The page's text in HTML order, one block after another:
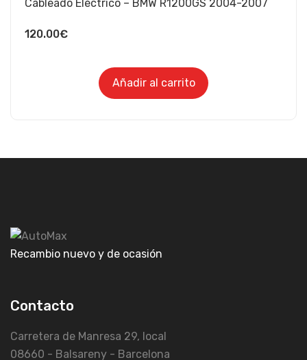
Cableado Eléctrico – BMW R1200GS 2004-2007
120.00€
Añadir al carrito
Recambio nuevo y de ocasión
Contacto
Carretera de Manresa 29, local
08660 - Balsareny - Barcelona